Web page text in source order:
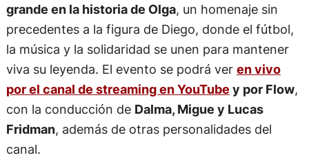
grande en la historia de Olga, un homenaje sin
precedentes a la figura de Diego, donde el fútbol,
la música y la solidaridad se unen para mantener
viva su leyenda. El evento se podrá ver en vivo
por el canal de streaming en YouTube y por Flow,
con la conducción de Dalma, Migue y Lucas
Fridman, además de otras personalidades del
canal.